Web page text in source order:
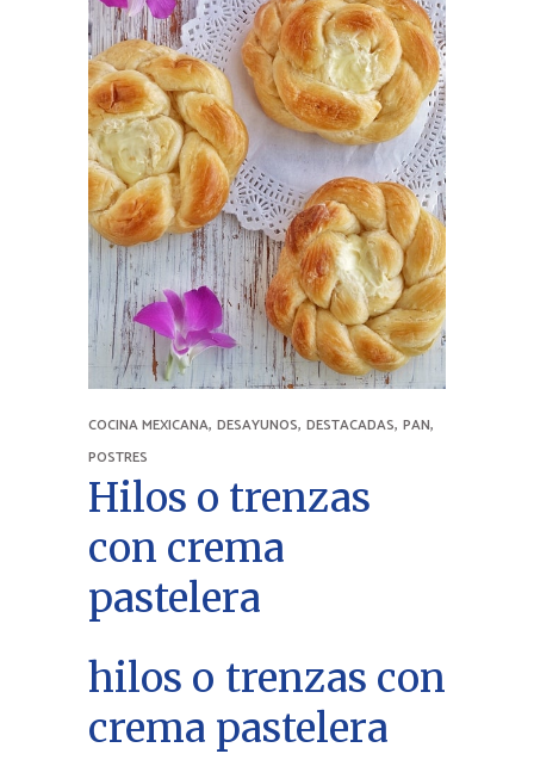
COCINA MEXICANA, DESAYUNOS, DESTACADAS, PAN,
POSTRES
Hilos o trenzas
con crema
pastelera
hilos o trenzas con
crema pastelera